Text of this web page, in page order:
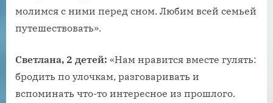
молимся с ними перед сном. Любим всей семьей
путешествовать».
Светлана, 2 детей: «Нам нравится вместе гулять:
бродить по улочкам, разговаривать и
вспоминать что-то интересное из прошлого.